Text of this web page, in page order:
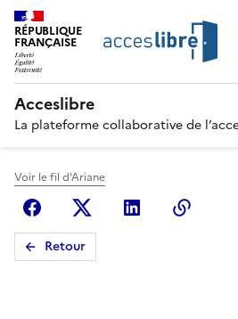
RÉPUBLIQUE
FRANÇAISE
Acceslibre
La plateforme collaborative de
Voir le fil d'Ariane
FacebookX (anciennement
Linkedin
Retour